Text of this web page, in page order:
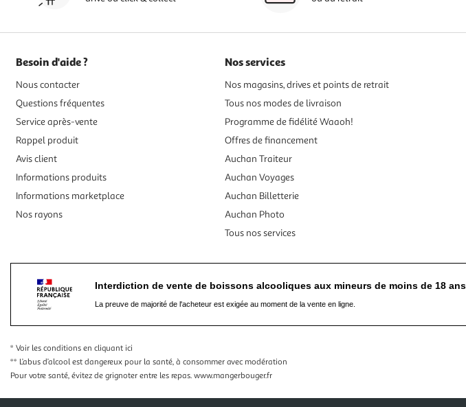
Besoin d'aide ?
Nous contacter
Questions fréquentes
Service après-vente
Rappel produit
Avis client
Informations produits
Informations marketplace
Nos rayons
Nos services
Nos magasins, drives et points de retrait
Tous nos modes de livraison
Programme de fidélité Waaoh!
Offres de financement
Auchan Traiteur
Auchan Voyages
Auchan Billetterie
Auchan Photo
Tous nos services
Interdiction de vente de boissons alcooliques aux mineurs de moins de 18 ans
La preuve de majorité de l'acheteur est exigée au moment de la vente en ligne.
* Voir les conditions en cliquant ici
** L’abus d’alcool est dangereux pour la santé, à consommer avec modération
Pour votre santé, évitez de grignoter entre les repas. www.mangerbouger.fr